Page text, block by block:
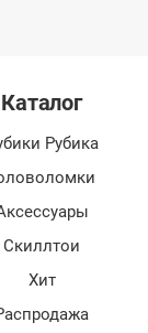
Каталог
Рубика
Скиллтои
Хит